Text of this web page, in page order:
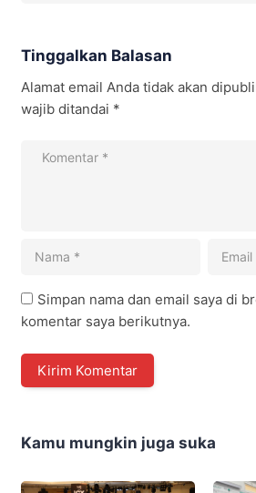
Tinggalkan Balasan
Alamat email Anda tidak akan
wajib ditandai *
Simpan nama dan email saya di
komentar saya berikutnya.
Kamu mungkin juga suka